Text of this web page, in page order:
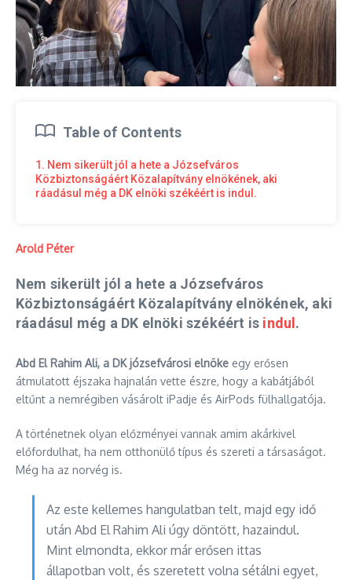
Table of Contents
1. Nem sikerült jól a hete a Józsefváros
Közbiztonságáért Közalapítvány elnökének, aki
ráadásul még a DK elnöki székéért is indul.
Arold Péter
Nem sikerült jól a hete a Józsefváros
Közbiztonságáért Közalapítvány elnökének, aki
ráadásul még a DK elnöki székéért is indul .
Abd El Rahim Ali, a DK józsefvárosi elnöke egy erősen
átmulatott éjszaka hajnalán vette észre, hogy a kabátjából
eltűnt a nemrégiben vásárolt iPadje és AirPods fülhallgatója.
A történetnek olyan előzményei vannak amim akárkivel
előfordulhat, ha nem otthonülő típus és szereti a társaságot.
Még ha az norvég is.
Az este kellemes hangulatban telt, majd egy idő
után Abd El Rahim Ali úgy döntött, hazaindul.
Mint elmondta, ekkor már erősen ittas
állapotban volt, és szeretett volna sétálni egyet,